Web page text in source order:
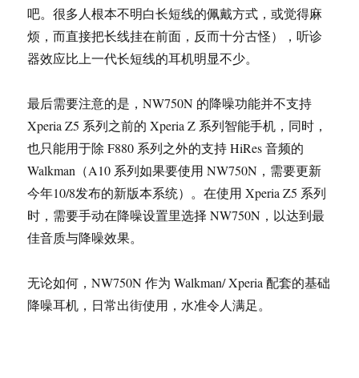
吧。很多人根本不明白长短线的佩戴方式，或觉得麻
烦，而直接把长线挂在前面，反而十分古怪），听诊
器效应比上一代长短线的耳机明显不少。
最后需要注意的是，NW750N 的降噪功能并不支持
Xperia Z5 系列之前的 Xperia Z 系列智能手机，同时，
也只能用于除 F880 系列之外的支持 HiRes 音频的
Walkman（A10 系列如果要使用 NW750N，需要更新
今年10/8发布的新版本系统）。在使用 Xperia Z5 系列
时，需要手动在降噪设置里选择 NW750N，以达到最
佳音质与降噪效果。
无论如何，NW750N 作为 Walkman/ Xperia 配套的基础
降噪耳机，日常出街使用，水准令人满足。